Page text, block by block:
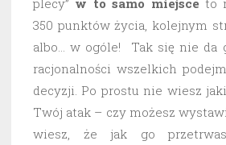
plecy” w to samo miejsce to
350 punktów życia, kolejnym
albo… w ogóle! Tak się nie da
racjonalności wszelkich
decyzji. Po prostu nie wiesz
Twój atak – czy możesz
wiesz, że jak go